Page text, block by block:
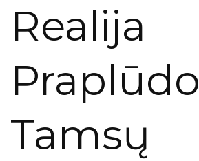
Realija
Praplūdo
Tamsų